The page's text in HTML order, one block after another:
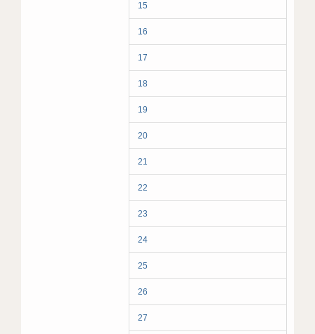
15
16
17
18
19
20
21
22
23
24
25
26
27